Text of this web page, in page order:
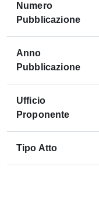
Numero
Pubblicazione
Anno
Pubblicazione
Ufficio
Proponente
Tipo Atto